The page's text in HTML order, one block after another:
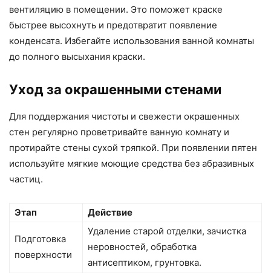
вентиляцию в помещении. Это поможет краске
быстрее высохнуть и предотвратит появление
конденсата. Избегайте использования ванной комнаты
до полного высыхания краски.
Уход за окрашенными стенами
Для поддержания чистоты и свежести окрашенных
стен регулярно проветривайте ванную комнату и
протирайте стены сухой тряпкой. При появлении пятен
используйте мягкие моющие средства без абразивных
частиц.
Этап Действие
Подготовка
поверхности
Удаление старой отделки, зачистка
неровностей, обработка
антисептиком, грунтовка.